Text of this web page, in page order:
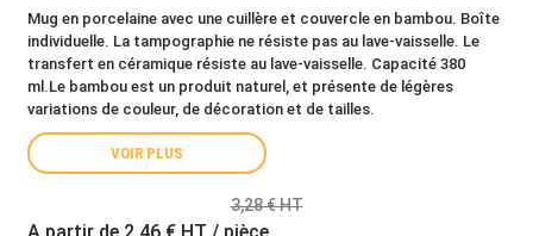
Mug en porcelaine avec une cuillère et couvercle en bambou. Boîte
individuelle. La tampographie ne résiste pas au lave-vaisselle. Le
transfert en céramique résiste au lave-vaisselle. Capacité 380
ml.Le bambou est un produit naturel, et présente de légères
variations de couleur, de décoration et de tailles.
VOIR PLUS
3,28 € HT